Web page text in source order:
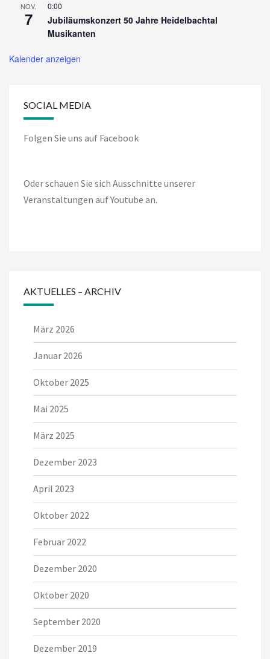
NOV.
7
0:00
Jubiläumskonzert 50 Jahre Heidelbachtal
Musikanten
Kalender anzeigen
SOCIAL MEDIA
Folgen Sie uns auf Facebook
Oder schauen Sie sich Ausschnitte unserer
Veranstaltungen auf Youtube an.
AKTUELLES – ARCHIV
März 2026
Januar 2026
Oktober 2025
Mai 2025
März 2025
Dezember 2023
April 2023
Oktober 2022
Februar 2022
Dezember 2020
Oktober 2020
September 2020
Dezember 2019